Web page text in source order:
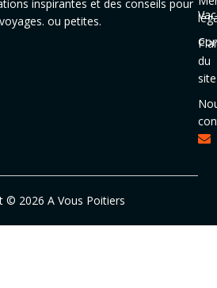
inspirantes et des conseils pour
ou petites.
du
site
© 2026 A Vous Poitiers